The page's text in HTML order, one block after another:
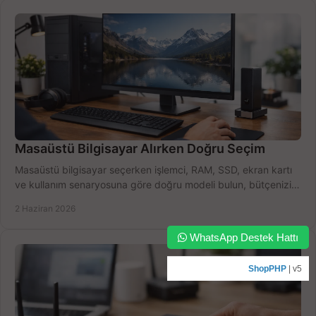
Masaüstü Bilgisayar Alırken Doğru Seçim
Masaüstü bilgisayar seçerken işlemci, RAM, SSD, ekran kartı
ve kullanım senaryosuna göre doğru modeli bulun, bütçenizi
2 Haziran 2026
WhatsApp Destek Hattı
ShopPHP | v5